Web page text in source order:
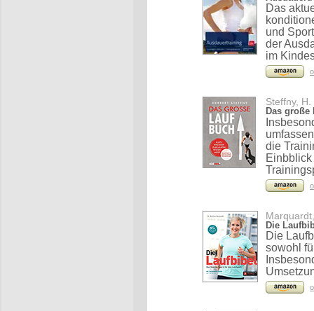
Das
und
der
im
Steffny,
Das große
die
Die
Die
sowohl